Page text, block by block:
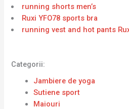
running shorts men’s
Ruxi YFO78 sports bra
running vest and hot pants
Categorii:
Jambiere de yoga
Sutiene sport
Maiouri